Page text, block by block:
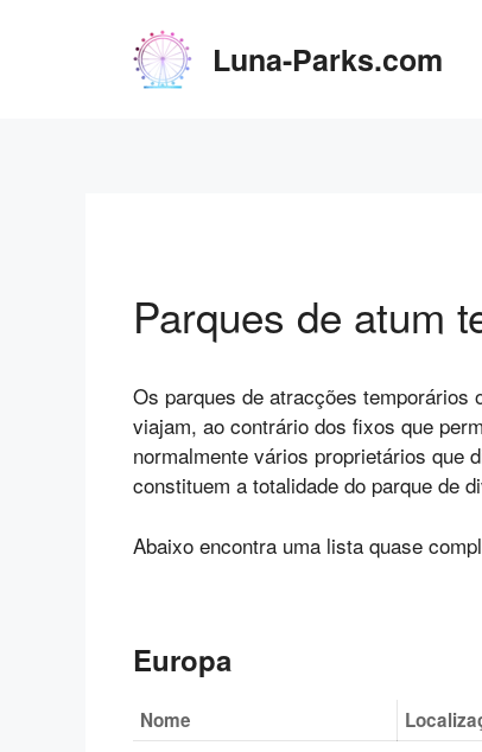
Luna-Parks.com
Parques de atum
Os parques de atracções
viajam, ao contrário dos fixos que
normalmente vários proprietários que
constituem a totalidade do parque de
Abaixo encontra uma lista quase
Europa
Nome